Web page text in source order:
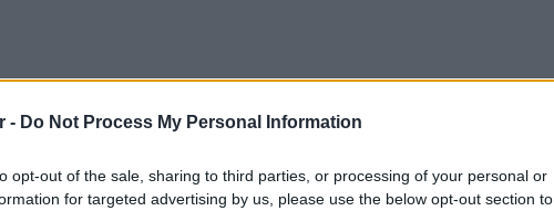
- Do Not Process My Personal Information
opt-out of the sale, sharing to third parties, or processing of your personal or
for targeted advertising by us, please use the below opt-out section to